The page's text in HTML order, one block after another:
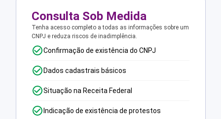
Consulta Sob Medida
Tenha acesso completo a todas as informações sobre um
CNPJ e reduza riscos de inadimplência.
Confirmação de existência do CNPJ
Dados cadastrais básicos
Situação na Receita Federal
Indicação de existência de protestos